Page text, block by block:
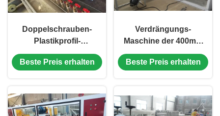
Doppelschrauben-
Plastikprofil-
Verdrängungs-Linie
UPVC-Profil-
Beste Preis erhalten
Verdrängungs-
Maschine der 400mm
Breite PVC-Profil-
Verdrängungs-
Beste Preis erhalten